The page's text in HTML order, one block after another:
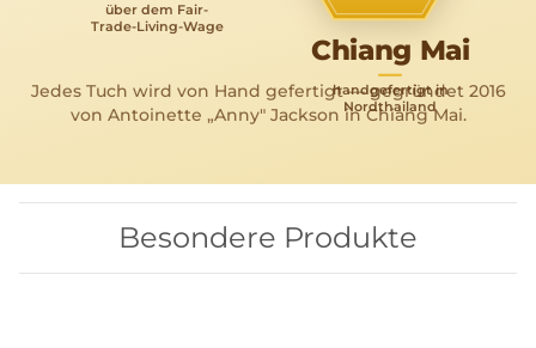
über dem Fair-
Trade-Living-Wage
Chiang Mai
handgefertigt in
Nordthailand
Jedes Tuch wird von Hand gefertigt — gegründet 2016
von Antoinette „Anny" Jackson in Chiang Mai.
Besondere Produkte